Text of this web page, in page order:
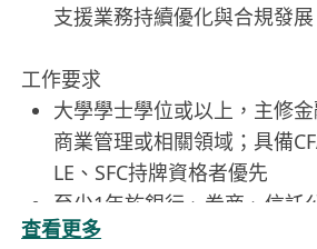
支援業務持續優化與合規發展
工作要求
大學學士學位或以上，主修
商業管理或相關領域；具備
LE、SFC持牌資格者優先
至少1年於銀行、券商、信託
構從事衍生產品結算、交易支
查看更多